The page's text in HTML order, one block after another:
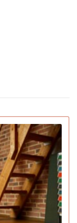
загрожує
2026 року:
фаворит
Україна в
2025 року:
тема та